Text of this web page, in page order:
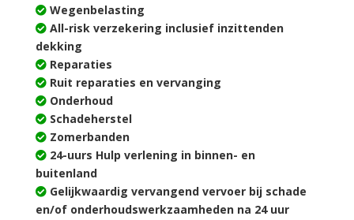
Wegenbelasting
All-risk verzekering inclusief inzittenden
dekking
Reparaties
Ruit reparaties en vervanging
Onderhoud
Schadeherstel
Zomerbanden
24-uurs Hulp verlening in binnen- en
buitenland
Gelijkwaardig vervangend vervoer bij schade
en/of onderhoudswerkzaamheden na 24 uur